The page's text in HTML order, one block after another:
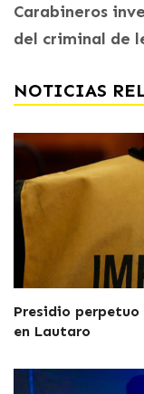
Carabineros
del criminal de
NOTICIAS
Presidio
en Lautaro